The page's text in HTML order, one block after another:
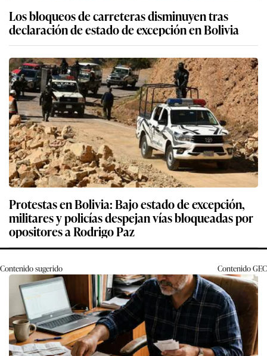
Los bloqueos de carreteras disminuyen tras
declaración de estado de excepción en Bolivia
Protestas en Bolivia: Bajo estado de excepción,
militares y policías despejan vías bloqueadas por
opositores a Rodrigo Paz
Contenido sugerido ContenidoGEC